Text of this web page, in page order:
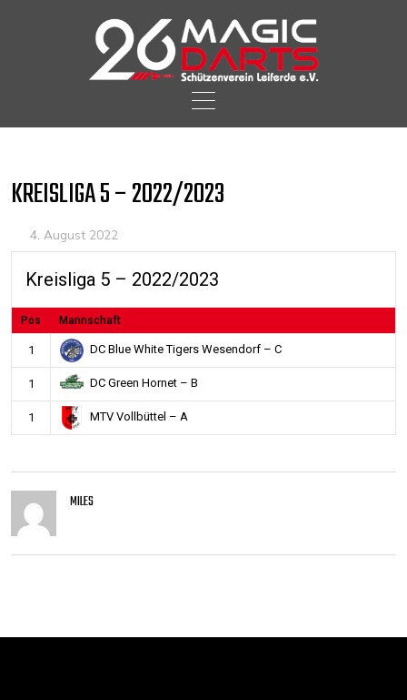
content
KREISLIGA 5 – 2022/2023
4. August 2022
Kreisliga 5 – 2022/2023
Pos Mannschaft
1 DC Blue White Tigers Wesendorf – C
1 DC Green Hornet – B
1 MTV Vollbüttel – A
MILES